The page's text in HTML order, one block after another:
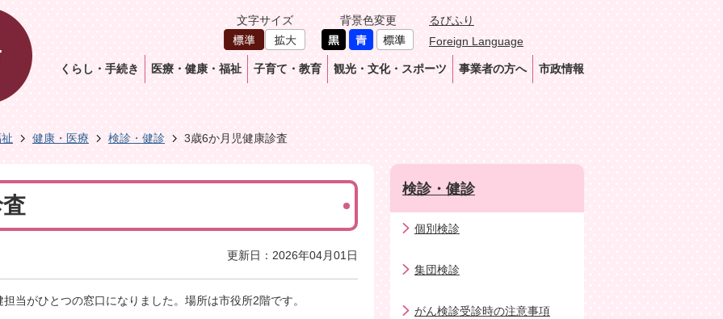
文字サイズ 背景色変更
るびふり
Foreign Language
くらし・手続き 医療・健康・福祉 子育て・教育 観光・文化・スポーツ 事業者の方へ 市政情報
健康・医療 検診・健診 3歳6か月児健康診査
更新日：2026年04月01日
当がひとつの窓口になりました。場所は市役所2階です。
検診・健診
個別検診
集団検診
がん検診受診時の注意事項